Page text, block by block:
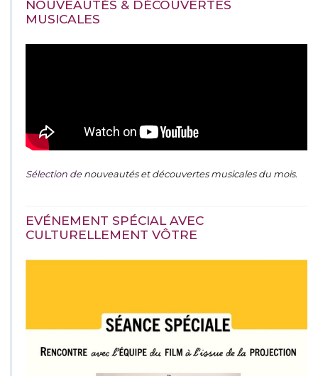
NOUVEAUTÉS & DÉCOUVERTES
MUSICALES
Sélection denouveautés et découvertes musicales du mois.
EVÉNEMENT SPÉCIAL AVEC
CULTURELLEMENT VÔTRE